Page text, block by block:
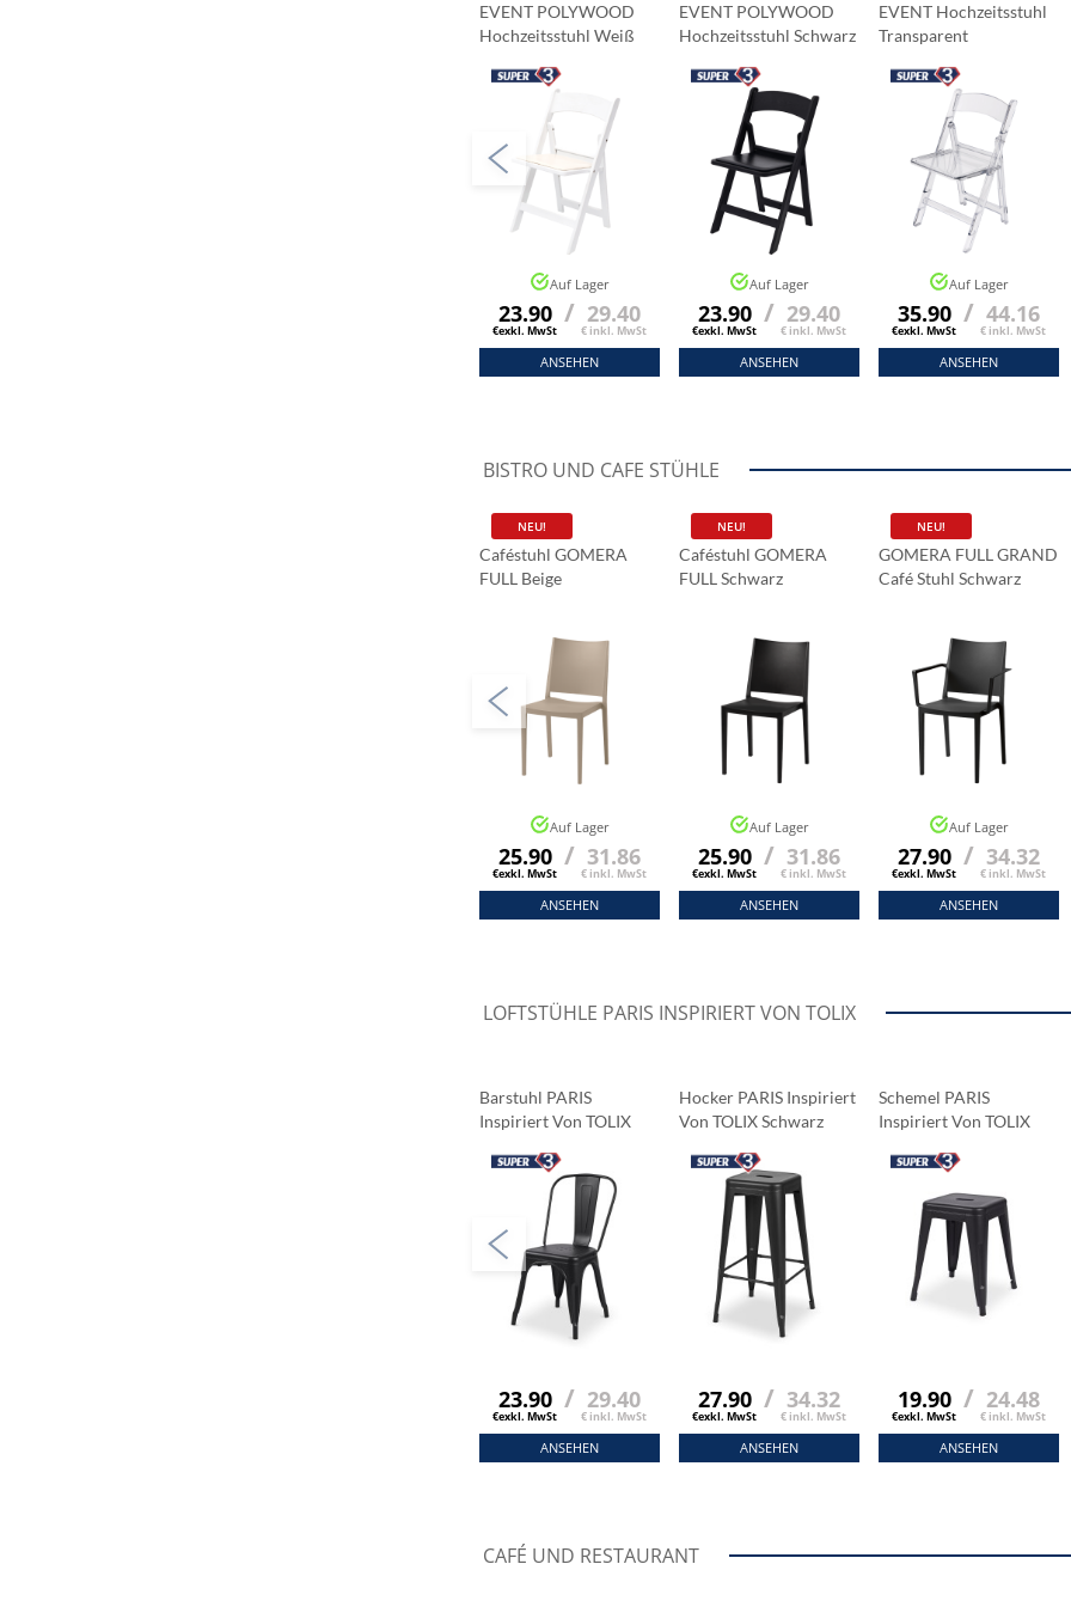
EVENT POLYWOOD
Hochzeitsstuhl Weiß
Auf Lager
23.90
€exkl. MwSt
/ 29.40
€ inkl. MwSt
ANSEHEN
EVENT POLYWOOD
Hochzeitsstuhl Schwarz
Auf Lager
23.90
€exkl. MwSt
/ 29.40
€ inkl. MwSt
ANSEHEN
EVENT Hochzeitsstuhl
Transparent
Auf Lager
35.90
€exkl. MwSt
/ 44.16
€ inkl. MwSt
ANSEHEN
BISTRO UND CAFE STÜHLE
Caféstuhl GOMERA
FULL Beige
NEU!
Auf Lager
25.90
€exkl. MwSt
/ 31.86
€ inkl. MwSt
ANSEHEN
Caféstuhl GOMERA
FULL Schwarz
NEU!
Auf Lager
25.90
€exkl. MwSt
/ 31.86
€ inkl. MwSt
ANSEHEN
GOMERA FULL GRAND
Café Stuhl Schwarz
NEU!
Auf Lager
27.90
€exkl. MwSt
/ 34.32
€ inkl. MwSt
ANSEHEN
LOFTSTÜHLE PARIS INSPIRIERT VON TOLIX
Barstuhl PARIS
Inspiriert Von TOLIX
23.90
€exkl. MwSt
/ 29.40
€ inkl. MwSt
ANSEHEN
Hocker PARIS Inspiriert
Von TOLIX Schwarz
27.90
€exkl. MwSt
/ 34.32
€ inkl. MwSt
ANSEHEN
Schemel PARIS
Inspiriert Von TOLIX
19.90
€exkl. MwSt
/ 24.48
€ inkl. MwSt
ANSEHEN
CAFÉ UND RESTAURANT